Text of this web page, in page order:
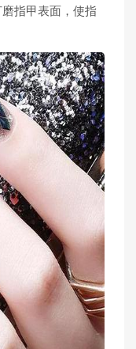
指甲表面，使指